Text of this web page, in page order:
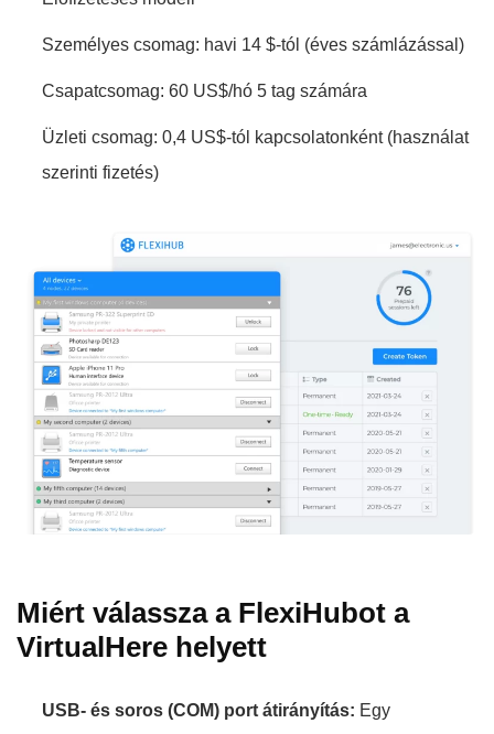
Személyes csomag: havi 14 $-tól (éves számlázással)
Csapatcsomag: 60 US$/hó 5 tag számára
Üzleti csomag: 0,4 US$-tól kapcsolatonként (használat
szerinti fizetés)
Miért válassza a FlexiHubot a
VirtualHere helyett
USB- és soros (COM) port átirányítás: Egy